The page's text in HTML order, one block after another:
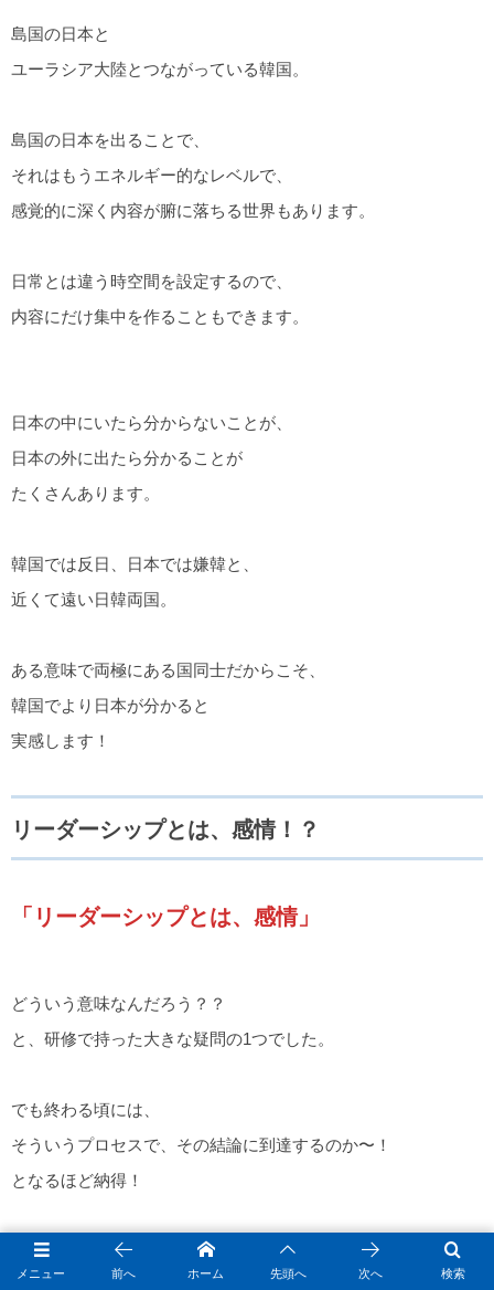
島国の日本と
ユーラシア大陸とつながっている韓国。
島国の日本を出ることで、
それはもうエネルギー的なレベルで、
感覚的に深く内容が腑に落ちる世界もあります。
日常とは違う時空間を設定するので、
内容にだけ集中を作ることもできます。
日本の中にいたら分からないことが、
日本の外に出たら分かることが
たくさんあります。
韓国では反日、日本では嫌韓と、
近くて遠い日韓両国。
ある意味で両極にある国同士だからこそ、
韓国でより日本が分かると
実感します！
リーダーシップとは、感情！？
「リーダーシップとは、感情」
どういう意味なんだろう？？
と、研修で持った大きな疑問の1つでした。
でも終わる頃には、
そういうプロセスで、その結論に到達するのか〜！
となるほど納得！
メニュー 検索
前へ ホーム 先頭へ 次へ